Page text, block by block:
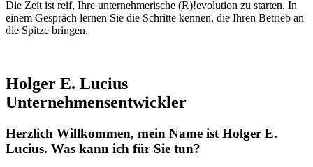
Die Zeit ist reif, Ihre unternehmerische (R)!evolution zu starten. In
einem Gespräch lernen Sie die Schritte kennen, die Ihren Betrieb an
die Spitze bringen.
Holger E. Lucius
Unternehmensentwickler
Herzlich Willkommen, mein Name ist Holger E.
Lucius. Was kann ich für Sie tun?